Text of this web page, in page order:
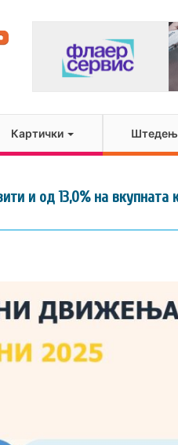
Картички
и од 13,0% на вкупната